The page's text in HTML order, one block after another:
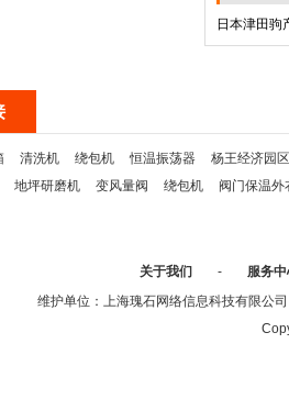
日本津田驹
清洗机 绕包机 恒温振荡器 杨王经济园区
地坪研磨机 变风量阀 绕包机 阀门保温外
关于我们 - 服务
维护单位：上海瑰石网络信息科技有限公